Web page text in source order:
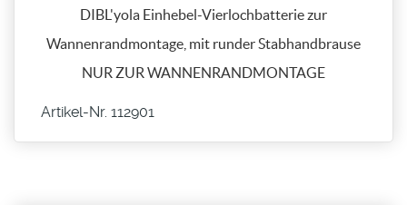
DIBL'yola Einhebel-Vierlochbatterie zur
Wannenrandmontage, mit runder Stabhandbrause
NUR ZUR WANNENRANDMONTAGE
Artikel-Nr. 112901